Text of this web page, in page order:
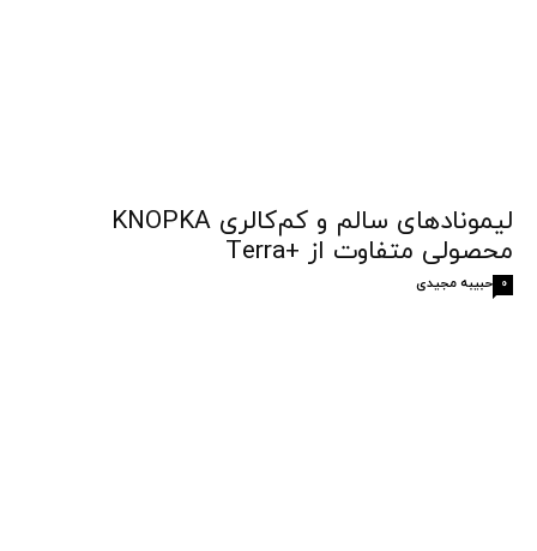
لیمونادهای سالم و کم‌کالری KNOPKA
محصولی متفاوت از +Terra
حبیبه مجیدی 0